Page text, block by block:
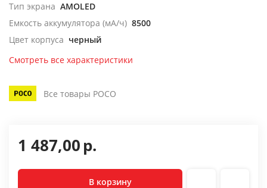
Тип экрана AMOLED
Емкость аккумулятора (мА/ч) 8500
Цвет корпуса черный
Смотреть все характеристики
Все товары POCO
1 487,00р.
В корзину